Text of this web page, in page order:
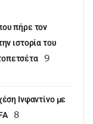
πήρε τον
ιστορία του
9
Ινφαντίνο με
8